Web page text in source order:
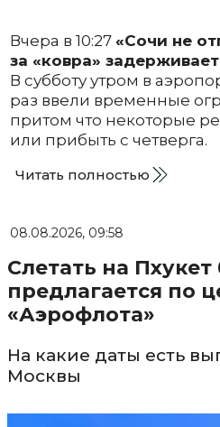
Вчера в 10:27 «Сочи не
за «ковра»
В субботу утром в
раз ввели временные
притом что некоторые
или прибыть с четверга.
Читать полностью
08.08.2026, 09:58
Слетать на
предлагается по
«Аэрофлота»
На какие даты есть
Москвы